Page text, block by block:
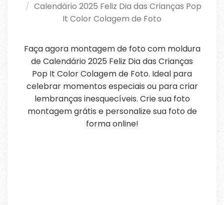
Calendário 2025 Feliz Dia das Crianças Pop
It Color Colagem de Foto
Faça agora montagem de foto com moldura
de Calendário 2025 Feliz Dia das Crianças
Pop It Color Colagem de Foto. Ideal para
celebrar momentos especiais ou para criar
lembranças inesquecíveis. Crie sua foto
montagem grátis e personalize sua foto de
forma online!